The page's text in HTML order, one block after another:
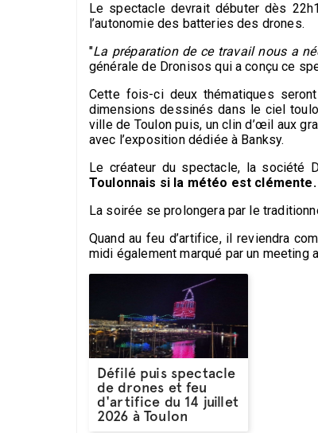
Le spectacle devrait débuter dès
l’autonomie des batteries des drones.
"La préparation de ce travail nous a
générale de Dronisos qui a conçu ce
Cette fois-ci deux thématiques
dimensions dessinés dans le ciel
ville de Toulon puis, un clin d’œil aux
avec l’exposition dédiée à Banksy.
Le créateur du spectacle, la société
Toulonnais si la météo est clémente.
La soirée se prolongera par le
Quand au feu d’artifice, il reviendra
midi également marqué par un meeting
Défilé puis spectacle
de drones et feu
d'artifice du 14 juillet
2026 à Toulon